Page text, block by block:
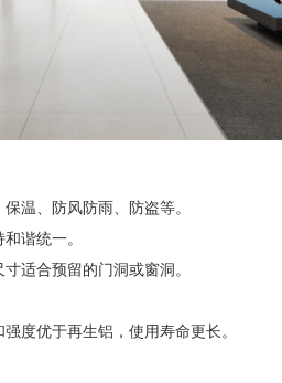
温、防风防雨、防盗等。
谐统一。
适合预留的门洞或窗洞。
优于再生铝，使用寿命更长。